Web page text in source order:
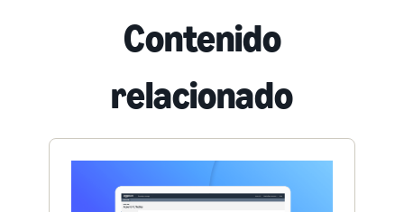
Contenido
relacionado